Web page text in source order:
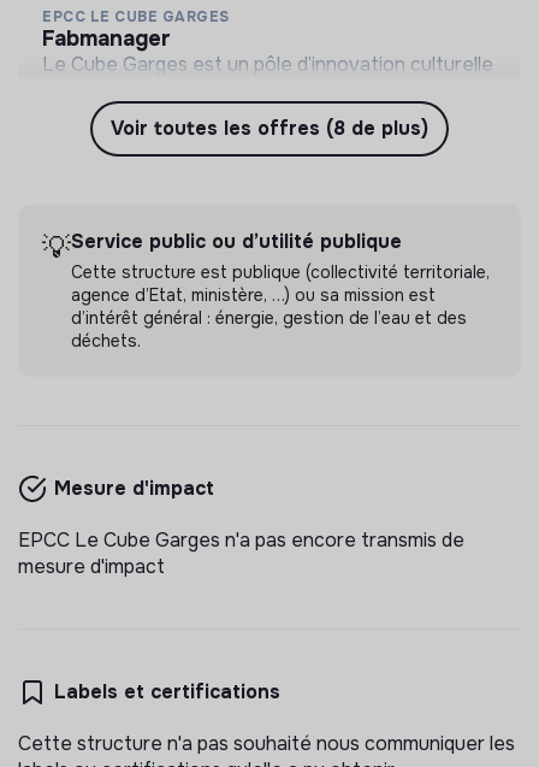
EPCC LE CUBE GARGES
fabmanager
Le Cube Garges est un pôle d’innovation culturelle
Moteur du renouveau créatif, il allie découverte,
pratique, formation et participation.
Service public ou d’utilité publique CDI
Garges-lès-Gonesse, France Arts et culture
Le Cube Garges est un pôle d’innovation culturelle
interdisciplinaire et numérique de 10 000 m².
Moteur du renouveau créatif, il allie découverte,
pratique, formation et participation.
💡 Service public ou d’utilité publique Stage
Garges-lès-Gonesse, France
Voir toutes les offres (8 de plus)
💡Service public ou d’utilité publique
Cette structure est publique (collectivité territoriale,
agence d’Etat, ministère, …) ou sa mission est
d’intérêt général : énergie, gestion de l’eau et des
déchets.
Mesure d'impact
EPCC Le Cube Garges n'a pas encore transmis de
mesure d'impact
Labels et certifications
Cette structure n'a pas souhaité nous communiquer les